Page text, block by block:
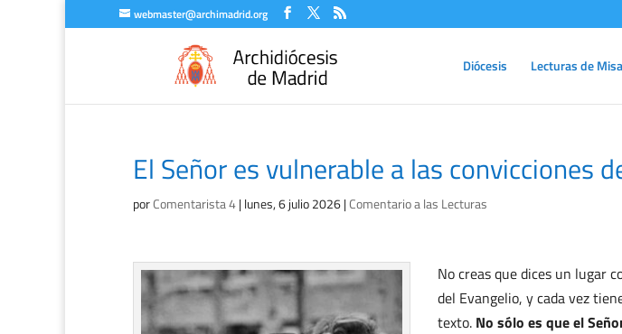
webmaster@archimadrid.org
Diócesis Lecturas de Misa
El Señor es vulnerable a las convicciones
porComentarista 4|lunes, 6 julio 2026|Comentario a las Lecturas
No creas que dices un lugar
del Evangelio, y cada vez
texto. No sólo es que el